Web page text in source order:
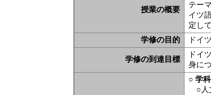
授業の概要
テー
イツ
定し
学修の目的
ドイ
学修の到達目標
ドイ
身に
○ 学
○人